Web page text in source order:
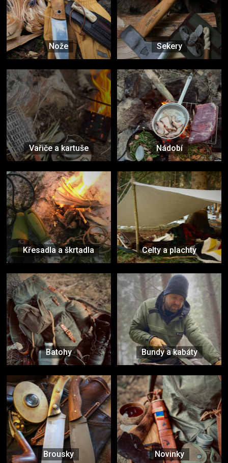
Nože Sekery
Vařiče a kartuše Nádobí
Křesadla a škrtadla Celty a plachty
Batohy Bundy a kabáty
Brousky Novinky